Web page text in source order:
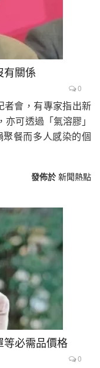
有關係
0
者會，有專家指出新
可透過「氣溶膠」
聚餐而多人感染的個
發佈於 新聞熱點
等必需品價格
0